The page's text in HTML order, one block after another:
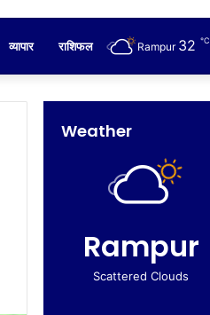
व्यापार राशिफल Rampur 32 ℃
Weather
Rampur
Scattered Clouds